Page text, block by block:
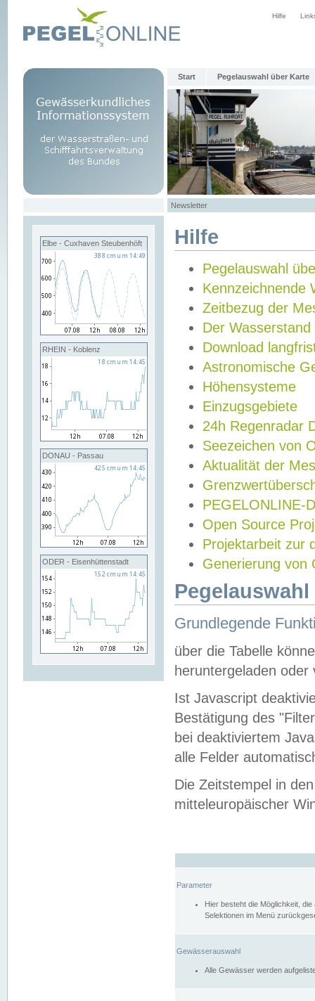
Hilfe
Start Pegelauswahl über Karte
Newsletter
Elbe - Cuxhaven Steubenhöft
RHEIN - Koblenz
DONAU - Passau
ODER - Eisenhüttenstadt
Hilfe
Pegelauswahl
Kennzeichnende
Zeitbezug der
Der Wasserstand
Download
Astronomische
Höhensysteme
Einzugsgebiete
24h Regenradar
Seezeichen von
Aktualität der
PEGELONLINE-
Open Source
Projektarbeit zur
Generierung von
Grundlegende
über die Tabelle
heruntergeladen oder
Ist Javascript
Bestätigung des
bei deaktiviertem
alle Felder
Die Zeitstempel in
mitteleuropäischer
Parameter
Hier besteht die Möglichkeit,
Selektionen im Menü
Gewässerauswahl
Alle Gewässer werden